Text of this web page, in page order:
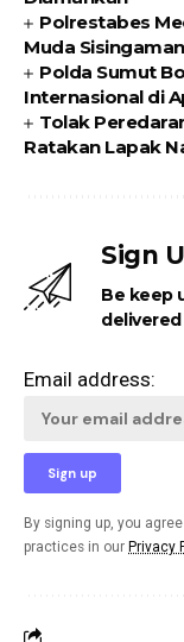
Polrestabes
Muda
Polda Sumut
Internasional di
Tolak
Ratakan Lapak
Sign
Be keep
Email address:
By signing up, you
practices in our Privacy